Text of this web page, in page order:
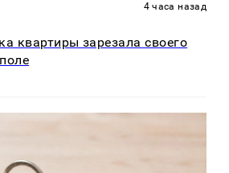
4 часа назад
квартиры зарезала своего